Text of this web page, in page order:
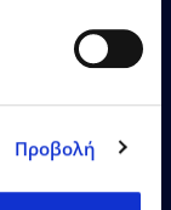
Προβολή